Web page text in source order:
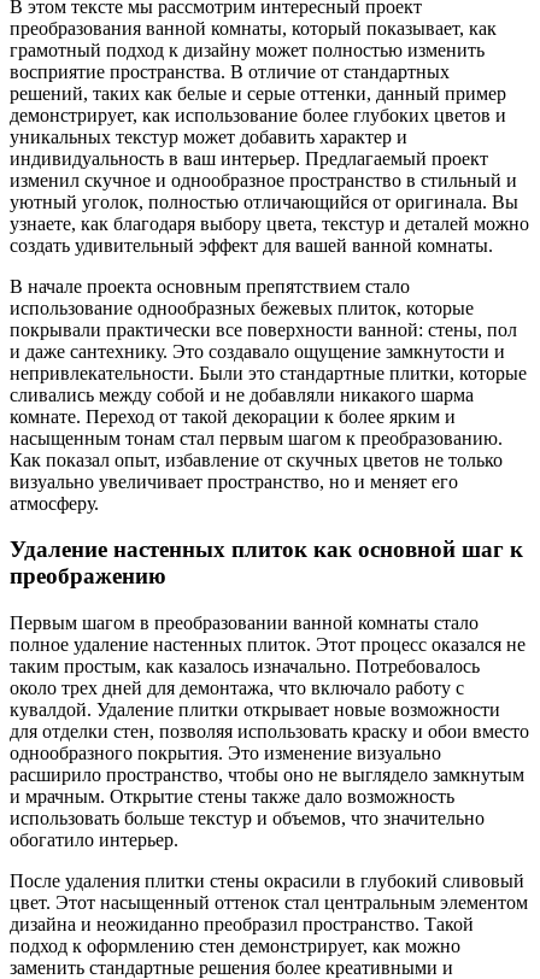
В этом тексте мы рассмотрим интересный проект
преобразования ванной комнаты, который показывает, как
грамотный подход к дизайну может полностью изменить
восприятие пространства. В отличие от стандартных
решений, таких как белые и серые оттенки, данный пример
демонстрирует, как использование более глубоких цветов и
уникальных текстур может добавить характер и
индивидуальность в ваш интерьер. Предлагаемый проект
изменил скучное и однообразное пространство в стильный и
уютный уголок, полностью отличающийся от оригинала. Вы
узнаете, как благодаря выбору цвета, текстур и деталей можно
создать удивительный эффект для вашей ванной комнаты.
В начале проекта основным препятствием стало
использование однообразных бежевых плиток, которые
покрывали практически все поверхности ванной: стены, пол
и даже сантехнику. Это создавало ощущение замкнутости и
непривлекательности. Были это стандартные плитки, которые
сливались между собой и не добавляли никакого шарма
комнате. Переход от такой декорации к более ярким и
насыщенным тонам стал первым шагом к преобразованию.
Как показал опыт, избавление от скучных цветов не только
визуально увеличивает пространство, но и меняет его
атмосферу.
Удаление настенных плиток как основной шаг к
преображению
Первым шагом в преобразовании ванной комнаты стало
полное удаление настенных плиток. Этот процесс оказался не
таким простым, как казалось изначально. Потребовалось
около трех дней для демонтажа, что включало работу с
кувалдой. Удаление плитки открывает новые возможности
для отделки стен, позволяя использовать краску и обои вместо
однообразного покрытия. Это изменение визуально
расширило пространство, чтобы оно не выглядело замкнутым
и мрачным. Открытие стены также дало возможность
использовать больше текстур и объемов, что значительно
обогатило интерьер.
После удаления плитки стены окрасили в глубокий сливовый
цвет. Этот насыщенный оттенок стал центральным элементом
дизайна и неожиданно преобразил пространство. Такой
подход к оформлению стен демонстрирует, как можно
заменить стандартные решения более креативными и